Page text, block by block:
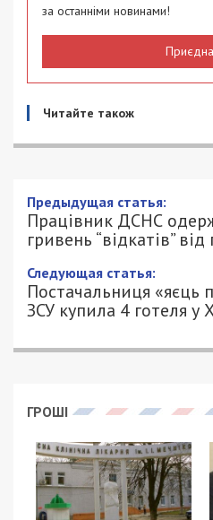
за останніми новинами!
Читайте також
Предыдущая статья:
Працівник ДСНС
гривень “відкатів”
Следующая статья:
Постачальниця «яєць
ЗСУ купила 4 готеля у
ГРОШІ